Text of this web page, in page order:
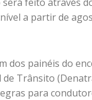
feito através
a partir de
dos painéis do
Trânsito
para